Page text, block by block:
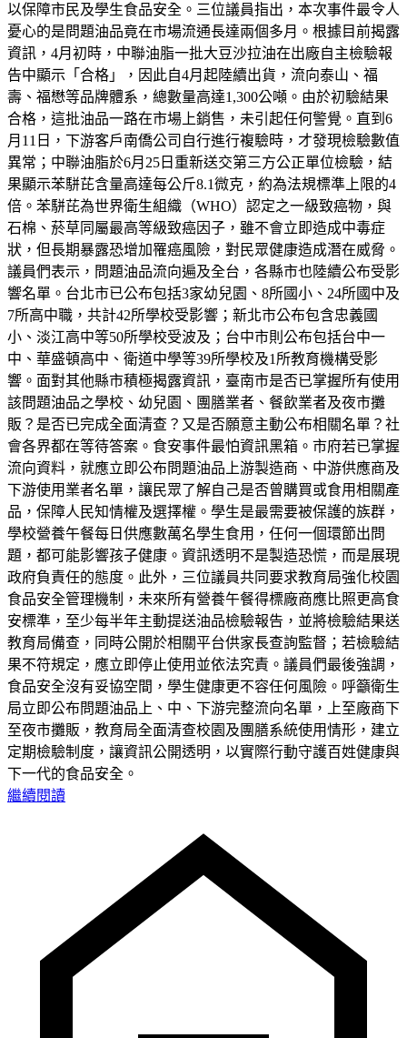
以保障市民及學生食品安全。三位議員指出，本次事件最令人
憂心的是問題油品竟在市場流通長達兩個多月。根據目前揭露
資訊，4月初時，中聯油脂一批大豆沙拉油在出廠自主檢驗報
告中顯示「合格」，因此自4月起陸續出貨，流向泰山、福
壽、福懋等品牌體系，總數量高達1,300公噸。由於初驗結果
合格，這批油品一路在市場上銷售，未引起任何警覺。直到6
月11日，下游客戶南僑公司自行進行複驗時，才發現檢驗數值
異常；中聯油脂於6月25日重新送交第三方公正單位檢驗，結
果顯示苯駢芘含量高達每公斤8.1微克，約為法規標準上限的4
倍。苯駢芘為世界衛生組織（WHO）認定之一級致癌物，與
石棉、菸草同屬最高等級致癌因子，雖不會立即造成中毒症
狀，但長期暴露恐增加罹癌風險，對民眾健康造成潛在威脅。
議員們表示，問題油品流向遍及全台，各縣市也陸續公布受影
響名單。台北市已公布包括3家幼兒園、8所國小、24所國中及
7所高中職，共計42所學校受影響；新北市公布包含忠義國
小、淡江高中等50所學校受波及；台中市則公布包括台中一
中、華盛頓高中、衛道中學等39所學校及1所教育機構受影
響。面對其他縣市積極揭露資訊，臺南市是否已掌握所有使用
該問題油品之學校、幼兒園、團膳業者、餐飲業者及夜市攤
販？是否已完成全面清查？又是否願意主動公布相關名單？社
會各界都在等待答案。食安事件最怕資訊黑箱。市府若已掌握
流向資料，就應立即公布問題油品上游製造商、中游供應商及
下游使用業者名單，讓民眾了解自己是否曾購買或食用相關產
品，保障人民知情權及選擇權。學生是最需要被保護的族群，
學校營養午餐每日供應數萬名學生食用，任何一個環節出問
題，都可能影響孩子健康。資訊透明不是製造恐慌，而是展現
政府負責任的態度。此外，三位議員共同要求教育局強化校園
食品安全管理機制，未來所有營養午餐得標廠商應比照更高食
安標準，至少每半年主動提送油品檢驗報告，並將檢驗結果送
教育局備查，同時公開於相關平台供家長查詢監督；若檢驗結
果不符規定，應立即停止使用並依法究責。議員們最後強調，
食品安全沒有妥協空間，學生健康更不容任何風險。呼籲衛生
局立即公布問題油品上、中、下游完整流向名單，上至廠商下
至夜市攤販，教育局全面清查校園及團膳系統使用情形，建立
定期檢驗制度，讓資訊公開透明，以實際行動守護百姓健康與
下一代的食品安全。
繼續閱讀